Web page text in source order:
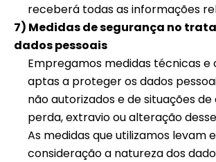
receberá todas as informações
7) Medidas de segurança no
dados pessoais
Empregamos medidas técnicas e
aptas a proteger os dados
não autorizados e de situações de
perda, extravio ou alteração
As medidas que utilizamos levam
consideração a natureza dos